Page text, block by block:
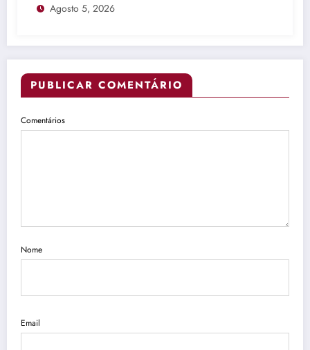
Agosto 5, 2026
PUBLICAR COMENTÁRIO
Comentários
Nome
Email